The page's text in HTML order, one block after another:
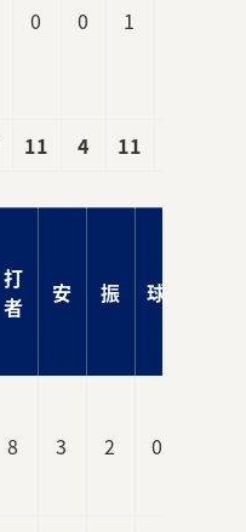
0 0 1
11 4 11
打
者
安 振 球
8 3 2 0